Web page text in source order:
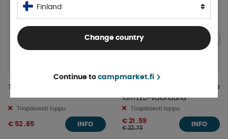
Tarmo Kaasuhälytin 12/230v
Tilapäisesti loppu
€ 52 .85 INFO
Aqiila Lightbird BL2 Vedettävä
10m LED-valonauha
Tilapäisesti loppu
€ 21 .59
€ 22 .73
INFO
Finland
Change country
Continue to campmarket.fi